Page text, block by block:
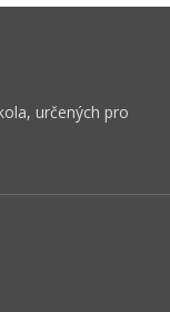
určených pro